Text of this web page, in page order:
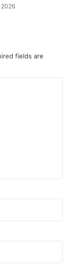
2026
fields are